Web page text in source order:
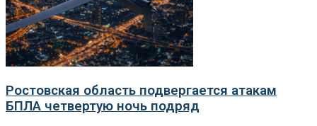
Ростовская область подвергается атакам
БПЛА четвертую ночь подряд